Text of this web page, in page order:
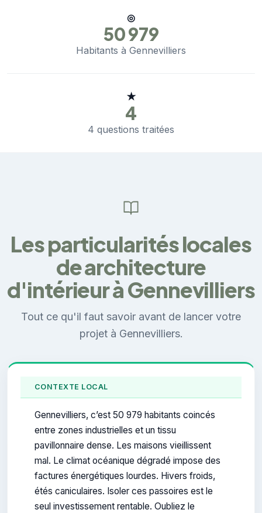
◎
50 979
Habitants à Gennevilliers
★
4
4 questions traitées
Les particularités locales
de architecture
d'intérieur à Gennevilliers
Tout ce qu'il faut savoir avant de lancer votre
projet à Gennevilliers.
CONTEXTE LOCAL
Gennevilliers, c’est 50 979 habitants coincés
entre zones industrielles et un tissu
pavillonnaire dense. Les maisons vieillissent
mal. Le climat océanique dégradé impose des
factures énergétiques lourdes. Hivers froids,
étés caniculaires. Isoler ces passoires est le
seul investissement rentable. Oubliez le